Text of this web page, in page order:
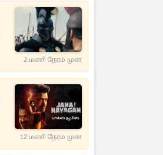
2 மணி நேரம் முன்
12 மணி நேரம் முன்